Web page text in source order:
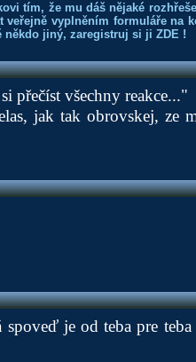
tím, že mu dáš nějaké
vyplněním formuláře na
někdo jiný, zaregistruj si ji ZDE!
přečíst všechny reakce..."
jak tak obrovskej, ze
je od teba pre teba